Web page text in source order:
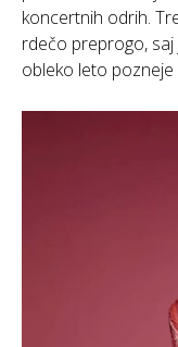
koncertnih odrih.
rdečo preprogo,
obleko leto